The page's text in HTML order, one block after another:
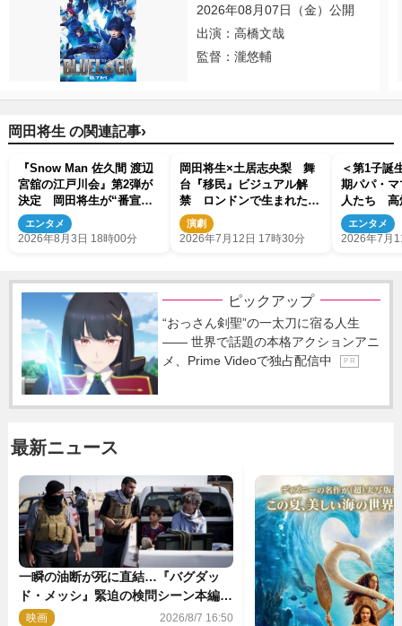
2026年08月07日（金）公開
出演：高橋文哉
監督：瀧悠輔
岡田将生 の関連記事›
『Snow Man 佐久間 渡辺
宮舘の江戸川会』第2弾が
決定 岡田将生が“番宣な
し”で再登場
エンタメ
2026年8月3日 18時00分
岡田将生×土居志央梨 舞
台『移民』ビジュアル解
禁 ロンドンで生まれた物
語が東京へ
演劇
2026年7月12日 17時30分
＜第1子誕
期パパ・
人たち 高
剛、藤田
数
エンタメ
2026年7月
ピックアップ
“おっさん剣聖”の一太刀に宿る人生
―― 世界で話題の本格アクションアニ
メ、Prime Videoで独占配信中
P R
最新ニュース
一瞬の油断が死に直結…『バグダッ
ド・メッシ』緊迫の検問シーン本編解
禁 監督メッセージも到着
映画 2026/8/7 16:50